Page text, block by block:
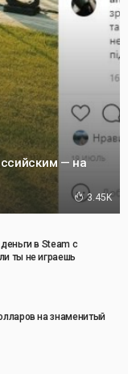
— на
3.45K
в Steam с
ты не играешь
на знаменитый